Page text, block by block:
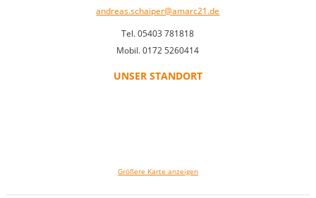
andreas.schaiper@amarc21.de
Tel. 05403 781818
Mobil. 0172 5260414
UNSER STANDORT
Größere Karte anzeigen